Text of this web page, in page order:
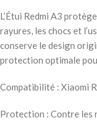
L’Étui Redmi A3
rayures, les chocs et
conserve le design
protection optimale
Compatibilité : Xiaomi
Protection : Contre les